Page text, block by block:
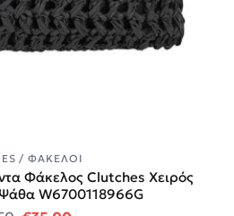
/ ΦΆΚΕΛΟΙ
Φάκελος Clutches Χειρός
W6700118966G